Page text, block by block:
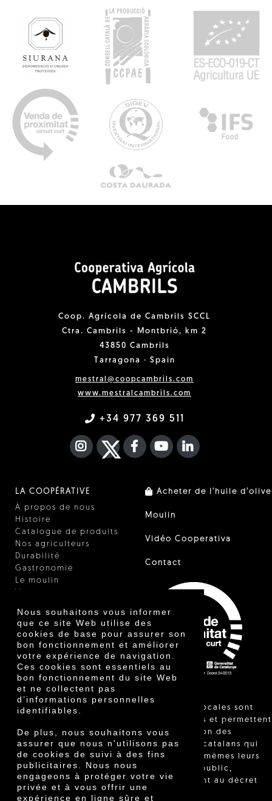
Nous souhaitons vous informer
que ce site Web utilise des
cookies de base pour assurer son
bon fonctionnement et améliorer
votre expérience de navigation.
Ces cookies sont essentiels au
bon fonctionnement du site Web
et ne collectent pas
d’informations personnelles
identifiables.
De plus, nous souhaitons vous
assurer que nous n'utilisons pas
de cookies de suivi à des fins
publicitaires. Nous nous
engageons à protéger votre vie
privée et à vous offrir une
expérience en ligne sûre et
Coop. Agrícola de Cambrils SCCL
Ctra. Cambrils - Montbrió, km 2
43850 Cambrils
Tarragona · Spain
mestral@coopcambrils.com
www.mestralcambrils.com
+34 977 369 511
INSTAGRAM
TWITTER
FACEBOOK F
YOUTUBEFA LINKEDIN
LA COOPÉRATIVE
À propos de nous
Histoire
Catalogue de produits
Nos agriculteurs
Durabilité
Gastronomie
Le moulin
Certificats
Prix
Innovation
Acheter de l'huile d'olive
Moulin
Vidéo Cooperativa
Contact
"Les ventes locales sont
réglementées et permettent
l'identification des
agriculteurs catalans qui
vendent eux-mêmes leurs
produits au public,
conformément au décret